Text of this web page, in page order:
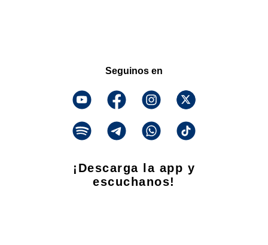
Seguinos en
¡Descarga la app y
escuchanos!